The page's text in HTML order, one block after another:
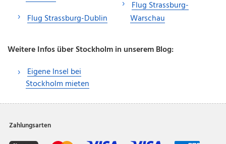
Flug Strassburg-Dublin
Flug Strassburg-
Warschau
Weitere Infos über Stockholm in unserem Blog:
Eigene Insel bei
Stockholm mieten